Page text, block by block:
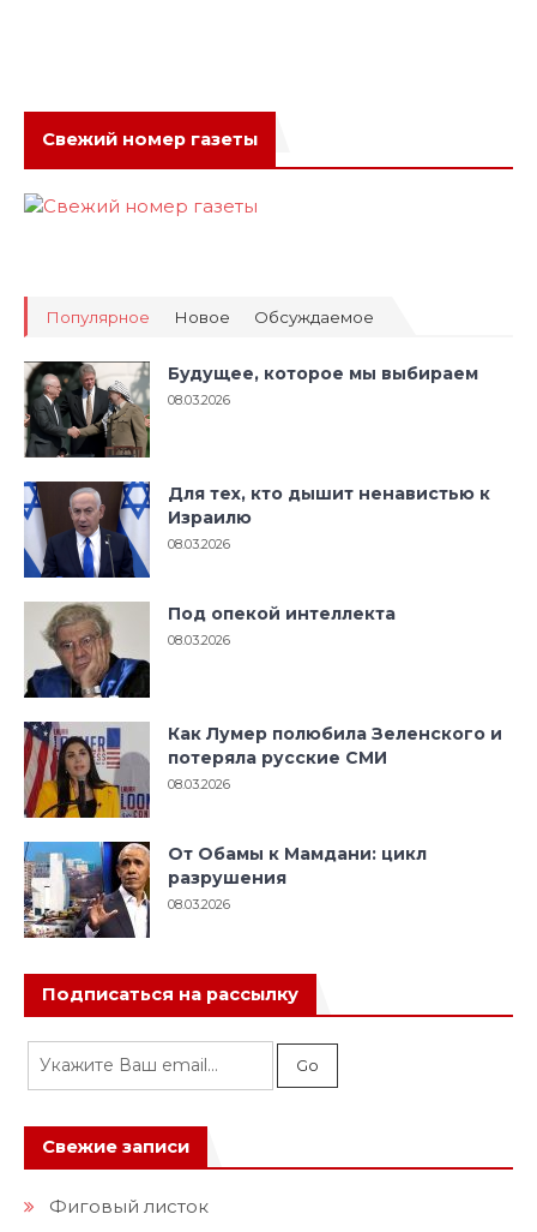
Свежий номер газеты
Популярное Новое Обсуждаемое
Будущее, которое мы выбираем
08.03.2026
Для тех, кто дышит ненавистью к
Израилю
08.03.2026
Под опекой интеллекта
08.03.2026
Как Лумер полюбила Зеленского и
потеряла русские СМИ
08.03.2026
От Обамы к Мамдани: цикл
разрушения
08.03.2026
Подписаться на рассылку
Свежие записи
Фиговый листок